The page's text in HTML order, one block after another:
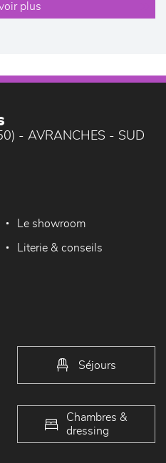
plus
- AVRANCHES - SUD
Le showroom
Literie & conseils
Séjours
Chambres &
dressing